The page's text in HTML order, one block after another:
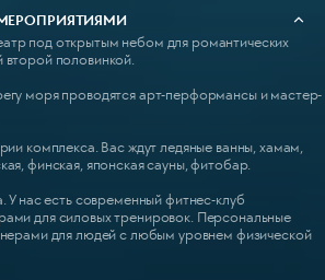
под открытым небом для романтических
половинкой.
моря проводятся арт-перформансы и мастер-
комплекса. Вас ждут ледяные ванны, хамам,
финская, японская сауны, фитобар.
У нас есть современный фитнес-клуб
для силовых тренировок. Персональные
для людей с любым уровнем физической